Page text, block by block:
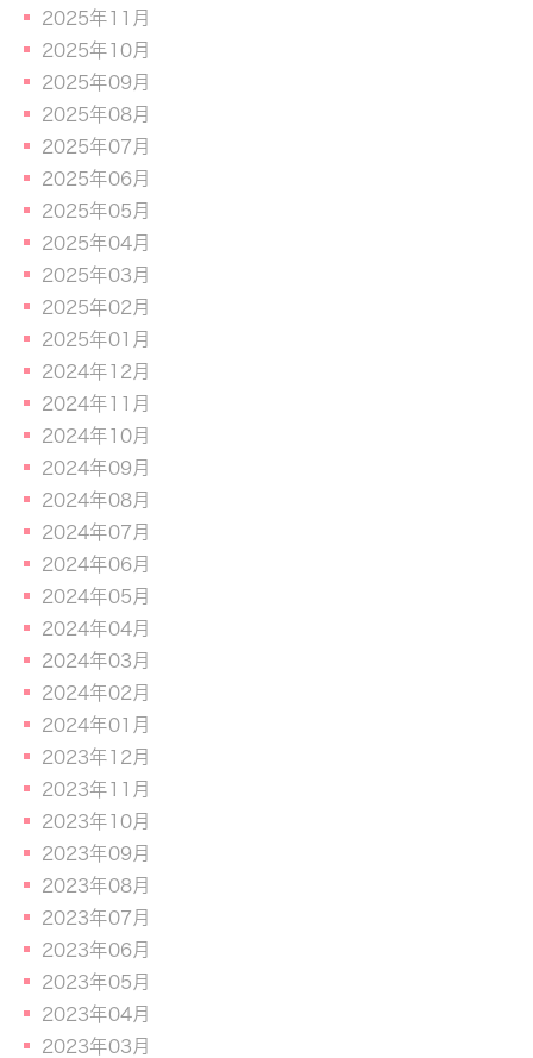
2025年11月
2025年10月
2025年09月
2025年08月
2025年07月
2025年06月
2025年05月
2025年04月
2025年03月
2025年02月
2025年01月
2024年12月
2024年11月
2024年10月
2024年09月
2024年08月
2024年07月
2024年06月
2024年05月
2024年04月
2024年03月
2024年02月
2024年01月
2023年12月
2023年11月
2023年10月
2023年09月
2023年08月
2023年07月
2023年06月
2023年05月
2023年04月
2023年03月